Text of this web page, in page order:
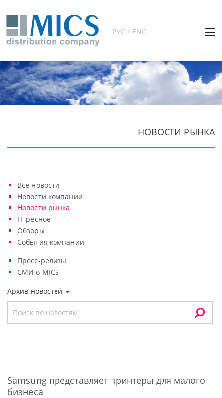
РУС / ENG
НОВОСТИ РЫНКА
Все новости
Новости компании
Новости рынка
IT-ресное
Обзоры
События компании
Пресс-релизы
СМИ о MICS
Архив новостей
Samsung представляет принтеры для малого
бизнеса